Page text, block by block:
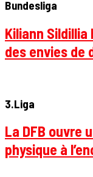
Bundesliga
Kiliann Sildillia
des envies de
3.Liga
La DFB ouvre
physique à